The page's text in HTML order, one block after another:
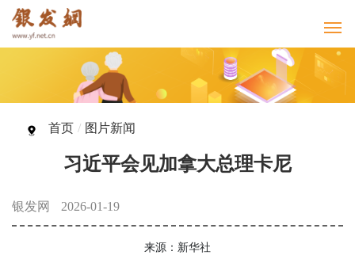
首页 / 图片新闻
习近平会见加拿大总理卡尼
银发网 2026-01-19
来源：新华社